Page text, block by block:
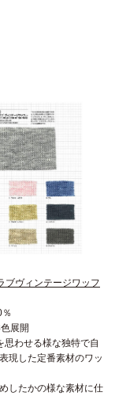
ヴィンテージワッフ
展開
思わせる様な独特で自
現した定番素材のワッ
したかの様な素材に仕